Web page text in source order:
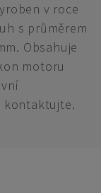
v roce
s průměrem
Obsahuje
motoru
kontaktujte.